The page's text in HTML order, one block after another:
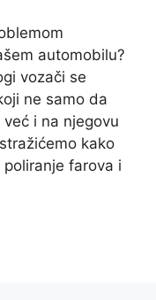
automobilu?
vozači se
ne samo da
i na njegovu
kako
farova i